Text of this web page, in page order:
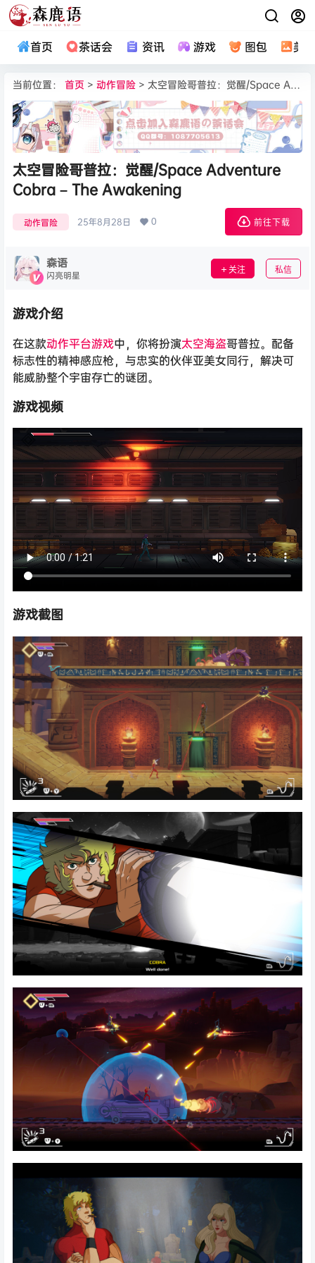
首页 茶话会 资讯 游戏 图包 美
当前位置： 首页 > 动作冒险 > 太空冒险哥普拉：觉醒/Space Adventure Cobra – The Awakening
太空冒险哥普拉：觉醒/Space Adventure
Cobra – The Awakening
动作冒险 25年8月28日 0 前往下载
森语
闪亮明星 关注 私信
游戏介绍
在这款动作平台游戏中，你将扮演太空海盗哥普拉。配备
标志性的精神感应枪，与忠实的伙伴亚美女同行，解决可
能威胁整个宇宙存亡的谜团。
游戏视频
游戏截图